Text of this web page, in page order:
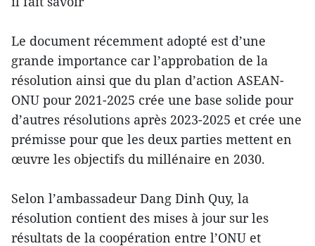
Le document récemment adopté est d’une
grande importance car l’approbation de la
résolution ainsi que du plan d’action ASEAN-
ONU pour 2021-2025 crée une base solide pour
d’autres résolutions après 2023-2025 et crée une
prémisse pour que les deux parties mettent en
œuvre les objectifs du millénaire en 2030.
Selon l’ambassadeur Dang Dinh Quy, la
résolution contient des mises à jour sur les
résultats de la coopération entre l’ONU et